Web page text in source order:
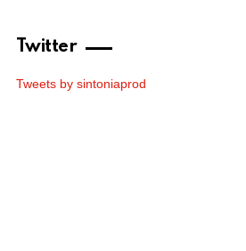
Twitter
Tweets by sintoniaprod